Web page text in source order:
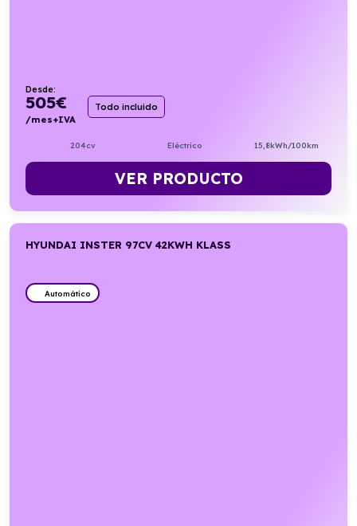
Desde:
505€
/mes+IVA
Todo incluido
204cv Eléctrico 15,8kWh/100km
VER PRODUCTO
HYUNDAI INSTER 97CV 42KWH KLASS
Automático